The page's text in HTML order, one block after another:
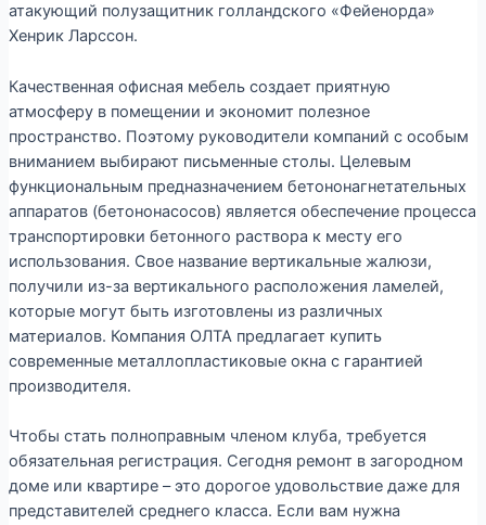
атакующий полузащитник голландского «Фейенорда»
Хенрик Ларссон.
Качественная офисная мебель создает приятную
атмосферу в помещении и экономит полезное
пространство. Поэтому руководители компаний с особым
вниманием выбирают письменные столы. Целевым
функциональным предназначением бетононагнетательных
аппаратов (бетононасосов) является обеспечение процесса
транспортировки бетонного раствора к месту его
использования. Свое название вертикальные жалюзи,
получили из-за вертикального расположения ламелей,
которые могут быть изготовлены из различных
материалов. Компания ОЛТА предлагает купить
современные металлопластиковые окна с гарантией
производителя.
Чтобы стать полноправным членом клуба, требуется
обязательная регистрация. Сегодня ремонт в загородном
доме или квартире – это дорогое удовольствие даже для
представителей среднего класса. Если вам нужна